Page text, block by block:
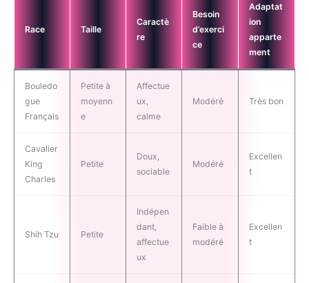
Race Taille
Caractè
re
Besoin
d’exerci
ce
Adaptat
ion
apparte
ment
Bouledo
gue
Français
Petite à
moyenn
e
Affectue
ux,
calme
Modéré Très bon
Cavalier
King
Charles
Petite
Doux,
sociable
Modéré
Excellen
t
Shih Tzu Petite
Indépen
dant,
affectue
ux
Faible à
modéré
Excellen
t